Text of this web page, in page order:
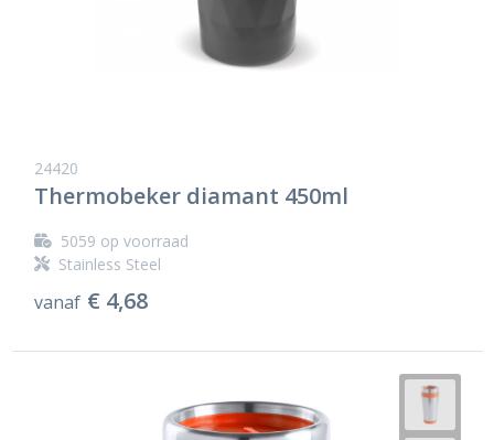
24420
Thermobeker diamant 450ml
5059 op voorraad
Stainless Steel
vanaf € 4,68